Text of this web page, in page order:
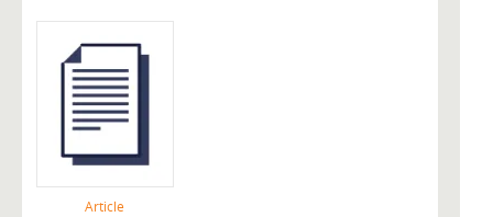
Article